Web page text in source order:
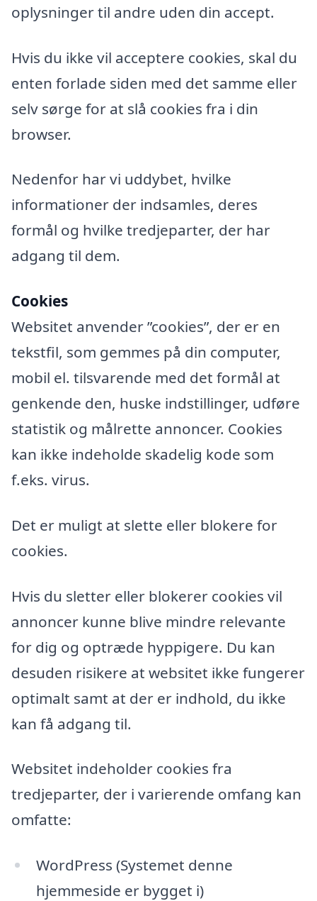
oplysninger til andre uden din accept.
Hvis du ikke vil acceptere cookies, skal du
enten forlade siden med det samme eller
selv sørge for at slå cookies fra i din
browser.
Nedenfor har vi uddybet, hvilke
informationer der indsamles, deres
formål og hvilke tredjeparter, der har
adgang til dem.
Cookies
Websitet anvender ”cookies”, der er en
tekstfil, som gemmes på din computer,
mobil el. tilsvarende med det formål at
genkende den, huske indstillinger, udføre
statistik og målrette annoncer. Cookies
kan ikke indeholde skadelig kode som
f.eks. virus.
Det er muligt at slette eller blokere for
cookies.
Hvis du sletter eller blokerer cookies vil
annoncer kunne blive mindre relevante
for dig og optræde hyppigere. Du kan
desuden risikere at websitet ikke fungerer
optimalt samt at der er indhold, du ikke
kan få adgang til.
Websitet indeholder cookies fra
tredjeparter, der i varierende omfang kan
omfatte:
WordPress (Systemet denne
hjemmeside er bygget i)